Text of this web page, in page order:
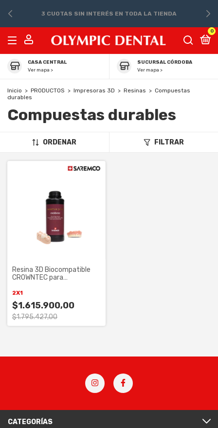
3 CUOTAS SIN INTERÉS EN TODA LA TIENDA
0
CASA CENTRAL
Ver mapa >
SUCURSAL CÓRDOBA
Ver mapa >
Inicio > PRODUCTOS > Impresoras 3D > Resinas > Compuestas
durables
Compuestas durables
ORDENAR FILTRAR
Resina 3D Biocompatible
CROWNTEC para
Permanentes
2X1
$1.615.900,00
$1.795.427,00
CATEGORÍAS